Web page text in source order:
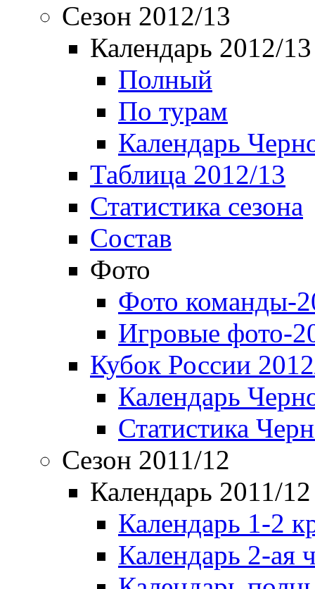
Сезон 2012/13
Календарь 2012/13
Полный
По турам
Календарь
Таблица 2012/13
Статистика сезона
Состав
Фото
Фото команды-
Игровые фото-
Кубок России
Календарь
Статистика
Сезон 2011/12
Календарь 2011/12
Календарь 1-2
Календарь 2-ая